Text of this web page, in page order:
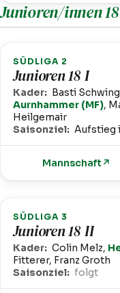
Junioren/innen 18
SÜDLIGA 2
Junioren 18 I
Kader: Basti
Aurnhammer (MF),
Heilgemair
Saisonziel: Aufstieg
Mannschaft ↗
SÜDLIGA 3
Junioren 18 II
Kader: Colin Melz,
Fitterer, Franz Groth
Saisonziel: folgt